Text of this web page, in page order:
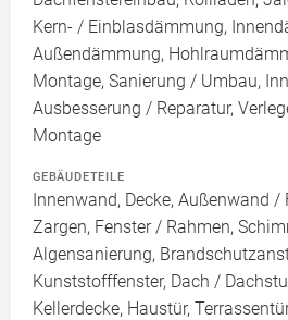
Kern- / Einblasdämmung,
Außendämmung,
Montage, Sanierung / Umbau,
Ausbesserung / Reparatur,
Montage
GEBÄUDETEILE
Innenwand, Decke, Außenwand /
Zargen, Fenster / Rahmen,
Algensanierung,
Kunststofffenster, Dach /
Kellerdecke, Haustür,